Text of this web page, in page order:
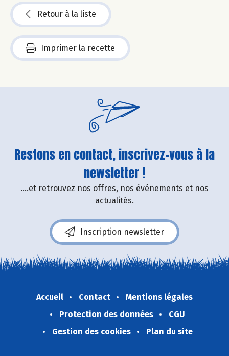
Retour à la liste
Imprimer la recette
Restons en contact, inscrivez-vous à la
newsletter !
....et retrouvez nos offres, nos événements et nos
actualités.
Inscription newsletter
Accueil Contact
Mentions légales
Protection des données
CGU
Gestion des cookies
Plan du site